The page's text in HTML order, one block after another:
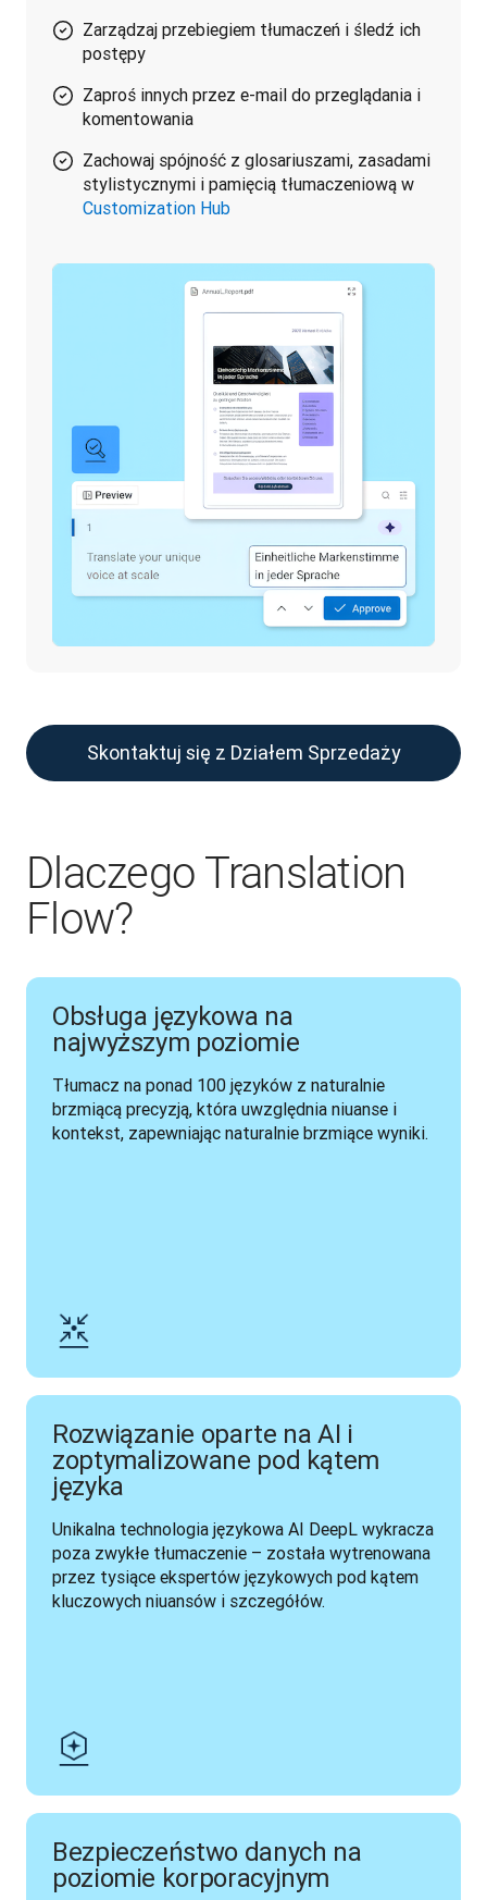
Zarządzaj przebiegiem tłumaczeń i śledź ich
postępy
Zaproś innych przez e-mail do przeglądania i
komentowania
Zachowaj spójność z glosariuszami, zasadami
stylistycznymi i pamięcią tłumaczeniową w
Customization Hub
Skontaktuj się z Działem Sprzedaży
Dlaczego Translation
Flow?
Obsługa językowa na
najwyższym poziomie
Tłumacz na ponad 100 języków z naturalnie
brzmiącą precyzją, która uwzględnia niuanse i
kontekst, zapewniając naturalnie brzmiące wyniki.
Rozwiązanie oparte na AI i
zoptymalizowane pod kątem
języka
Unikalna technologia językowa AI DeepL wykracza
poza zwykłe tłumaczenie – została wytrenowana
przez tysiące ekspertów językowych pod kątem
kluczowych niuansów i szczegółów.
Bezpieczeństwo danych na
poziomie korporacyjnym